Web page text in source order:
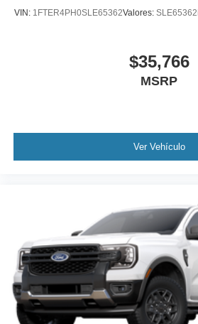
VIN: 1FTER4PH0SLE65362Valores: SLE65362
$35,766
MSRP
Ver Vehículo